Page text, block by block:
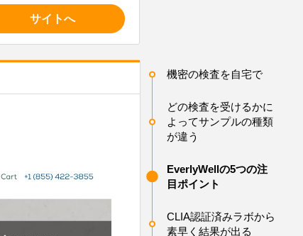
サイトへ
機密の検査を自宅で
どの検査を受けるかに
よってサンプルの種類
が違う
EverlyWellの5つの注
目ポイント
CLIA認証済みラボから
素早く結果が出る